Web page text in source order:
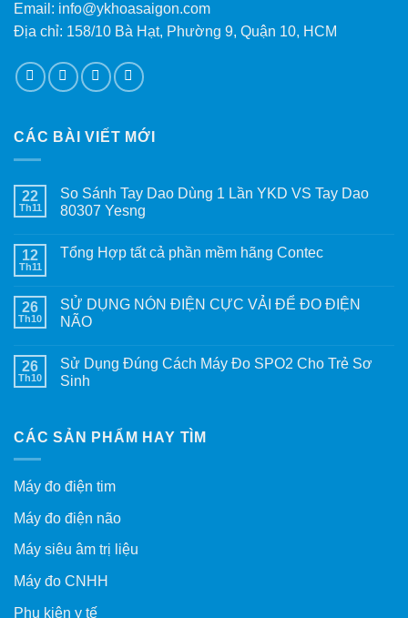
Email: info@ykhoasaigon.com
Địa chỉ: 158/10 Bà Hạt, Phường 9, Quận 10, HCM
CÁC BÀI VIẾT MỚI
22
Th11
So Sánh Tay Dao Dùng 1 Lần YKD VS Tay Dao
80307 Yesng
12
Th11
Tổng Hợp tất cả phần mềm hãng Contec
26
Th10
SỬ DỤNG NÓN ĐIỆN CỰC VẢI ĐỂ ĐO ĐIỆN
NÃO
26
Th10
Sử Dụng Đúng Cách Máy Đo SPO2 Cho Trẻ Sơ
Sinh
CÁC SẢN PHẨM HAY TÌM
Máy đo điện tim
Máy đo điện não
Máy siêu âm trị liệu
Máy đo CNHH
Phụ kiện y tế